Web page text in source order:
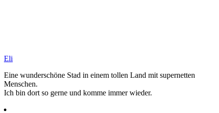
Eli
Eine wunderschöne Stad in einem tollen Land mit supernetten
Menschen.
Ich bin dort so gerne und komme immer wieder.